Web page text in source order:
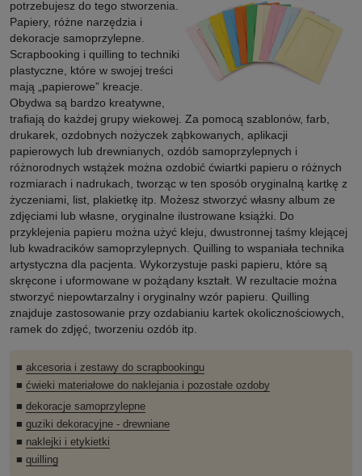
potrzebujesz do tego stworzenia.
Papiery, różne narzędzia i
dekoracje samoprzylepne.
Scrapbooking i quilling to techniki
plastyczne, które w swojej treści
mają „papierowe” kreacje.
Obydwa są bardzo kreatywne,
trafiają do każdej grupy wiekowej. Za pomocą szablonów, farb,
drukarek, ozdobnych nożyczek ząbkowanych, aplikacji
papierowych lub drewnianych, ozdób samoprzylepnych i
różnorodnych wstążek można ozdobić ćwiartki papieru o różnych
rozmiarach i nadrukach, tworząc w ten sposób oryginalną kartkę z
życzeniami, list, plakietkę itp. Możesz stworzyć własny album ze
zdjęciami lub własne, oryginalne ilustrowane książki. Do
przyklejenia papieru można użyć kleju, dwustronnej taśmy klejącej
lub kwadracików samoprzylepnych. Quilling to wspaniała technika
artystyczna dla pacjenta. Wykorzystuje paski papieru, które są
skręcone i uformowane w pożądany kształt. W rezultacie można
stworzyć niepowtarzalny i oryginalny wzór papieru. Quilling
znajduje zastosowanie przy ozdabianiu kartek okolicznościowych,
ramek do zdjęć, tworzeniu ozdób itp.
■ akcesoria i zestawy do scrapbookingu
■ ćwieki materiałowe do naklejania i pozostałe ozdoby
■ dekoracje samoprzylepne
■ guziki dekoracyjne - drewniane
■ naklejki i etykietki
■ quilling